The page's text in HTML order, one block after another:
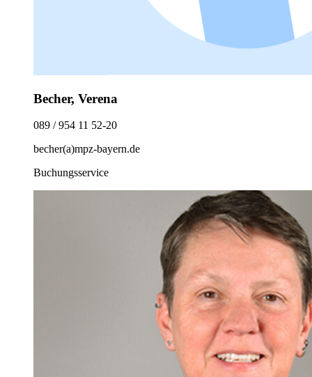
Becher, Verena
089 / 954 11 52-20
becher(a)mpz-bayern.de
Buchungsservice